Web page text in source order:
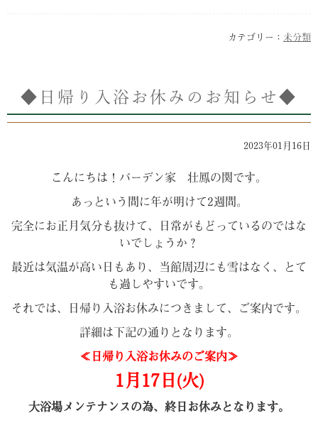
カテゴリー： 未分類
◆日帰り入浴お休みのお知らせ◆
2023年01月16日
こんにちは！バーデン家 壮鳳の関です。
あっという間に年が明けて2週間。
完全にお正月気分も抜けて、日常がもどっているのではな
いでしょうか？
最近は気温が高い日もあり、当館周辺にも雪はなく、とて
も過しやすいです。
それでは、日帰り入浴お休みにつきまして、ご案内です。
詳細は下記の通りとなります。
≪日帰り入浴お休みのご案内≫
1月17日(火)
大浴場メンテナンスの為、終日お休みとなります。